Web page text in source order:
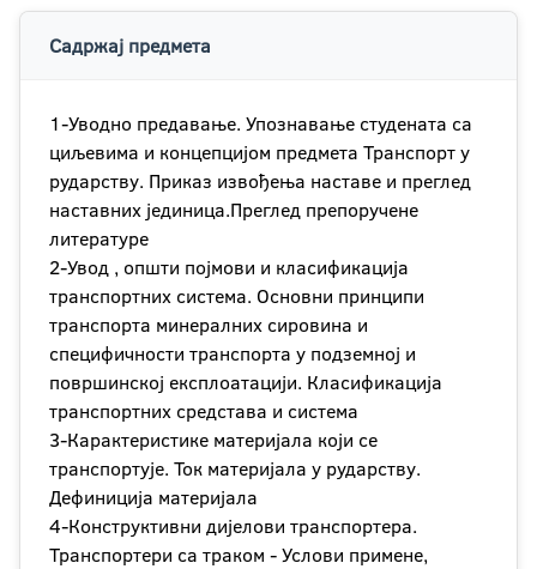
Садржај предмета
1-Уводно предавање. Упознавање студената са
циљевима и концепцијом предмета Транспорт у
рударству. Приказ извођења наставе и преглед
наставних јединица.Преглед препоручене
литературе
2-Увод , општи појмови и класификација
транспортних система. Основни принципи
транспорта минералних сировина и
специфичности транспорта у подземној и
површинској експлоатацији. Класификација
транспортних средстава и система
3-Карактеристике материјала који се
транспортује. Ток материјала у рударству.
Дефиниција материјала
4-Конструктивни дијелови транспортера.
Транспортери са траком - Услови примене,